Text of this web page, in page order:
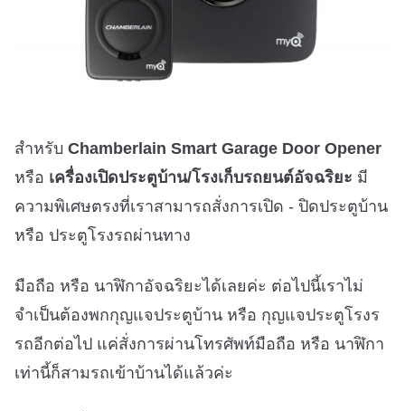
สำหรับ Chamberlain Smart Garage Door Opener
หรือ เครื่องเปิดประตูบ้าน/โรงเก็บรถยนต์อัจฉริยะ มี
ความพิเศษตรงที่เราสามารถสั่งการเปิด - ปิดประตูบ้าน
หรือ ประตูโรงรถผ่านทาง
มือถือ หรือ นาฬิกาอัจฉริยะได้เลยค่ะ ต่อไปนี้เราไม่
จำเป็นต้องพกกุญแจประตูบ้าน หรือ กุญแจประตูโรงร
รถอีกต่อไป แค่สั่งการผ่านโทรศัพท์มือถือ หรือ นาฬิกา
เท่านี้ก็สามรถเข้าบ้านได้แล้วค่ะ